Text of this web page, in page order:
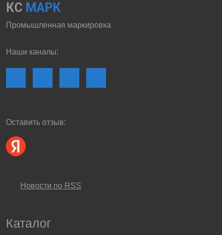
КС МАРК
Промышленная маркировка
Наши каналы:
Оставить отзыв:
Новости по RSS
Каталог